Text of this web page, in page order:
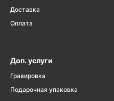
Доставка
Оплата
Доп. услуги
Гравировка
Подарочная упаковка